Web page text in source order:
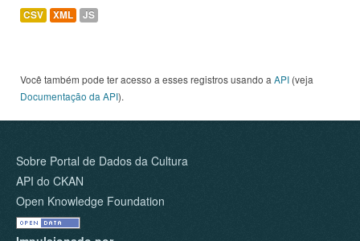
CSV XML JS
Você também pode ter acesso a esses registros usando a API (veja
Documentação da API).
Sobre Portal de Dados da Cultura
API do CKAN
Open Knowledge Foundation